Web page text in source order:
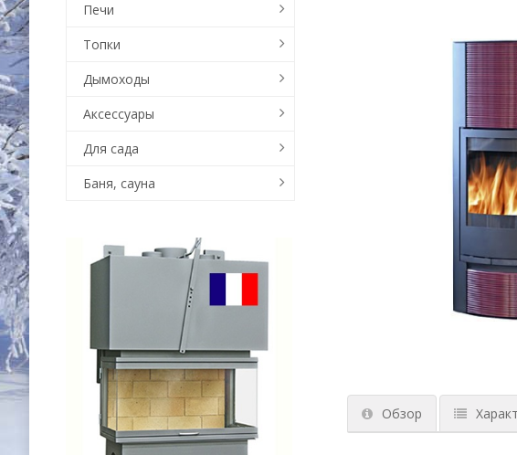
Обзор
Печи
Топки
Дымоходы
Аксессуары
Для сада
Баня, сауна